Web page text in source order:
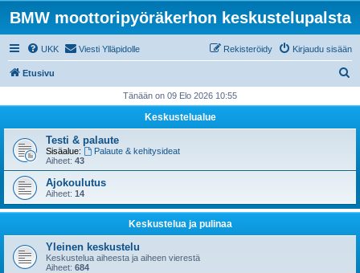
BMW moottoripyöräkerhon keskustelupalsta
UKK Viesti Ylläpidolle Kirjaudu sisään
Rekisteröidy
Etusivu
i
Tänään on 09 Elo 2026 10:55
Keskustelualue
Testi & palaute
Sisäalue:
Palaute & kehitysideat
Aiheet: 43
Ajokoulutus
Aiheet: 14
Keskustelua ja pulinaa
Yleinen keskustelu
Keskustelua aiheesta ja aiheen vierestä
Aiheet: 684